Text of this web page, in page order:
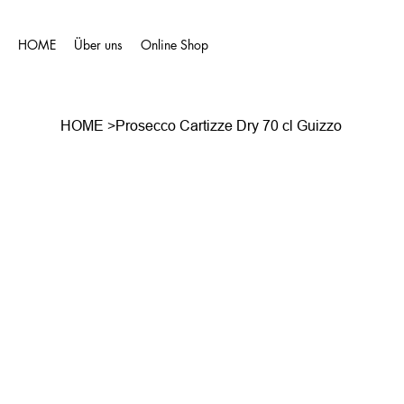
HOME Über uns Online Shop
HOME >Prosecco Cartizze Dry 70 cl Guizzo